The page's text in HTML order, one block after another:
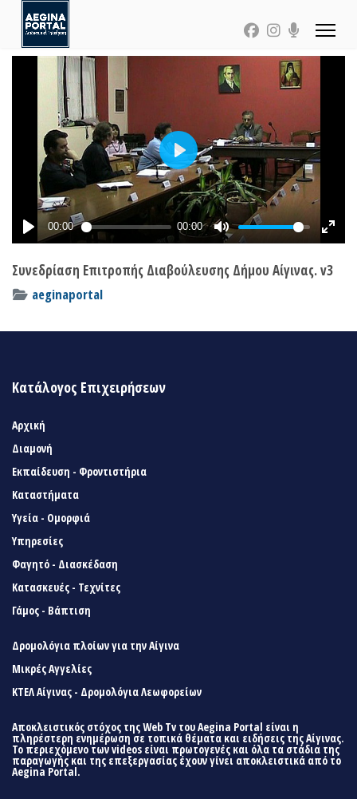
Συνεδρίαση Επιτροπής Διαβούλευσης Δήμου Αίγινας. v3
aeginaportal
Κατάλογος Επιχειρήσεων
Αρχική
Διαμονή
Εκπαίδευση - Φροντιστήρια
Καταστήματα
Υγεία - Ομορφιά
Υπηρεσίες
Φαγητό - Διασκέδαση
Κατασκευές - Τεχνίτες
Γάμος - Βάπτιση
Δρομολόγια πλοίων για την Αίγινα
Μικρές Αγγελίες
ΚΤΕΛ Αίγινας - Δρομολόγια Λεωφορείων
Αποκλειστικός στόχος της Web Tv του Aegina Portal είναι η
πληρέστερη ενημέρωση σε τοπικά θέματα και ειδήσεις της Αίγινας.
Το περιεχόμενο των videos είναι πρωτογενές και όλα τα στάδια της
παραγωγής και της επεξεργασίας έχουν γίνει αποκλειστικά από το
Aegina Portal.